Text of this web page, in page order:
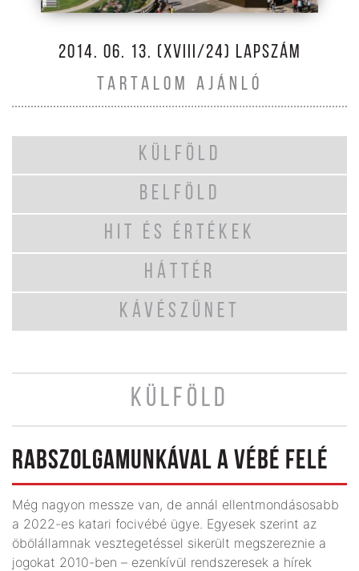
2014. 06. 13. (XVIII/24) LAPSZÁM
TARTALOM AJÁNLÓ
KÜLFÖLD
BELFÖLD
HIT ÉS ÉRTÉKEK
HÁTTÉR
KÁVÉSZÜNET
KÜLFÖLD
RABSZOLGAMUNKÁVAL A VÉBÉ FELÉ
Még nagyon messze van, de annál ellentmondásosabb
a 2022-es katari focivébé ügye. Egyesek szerint az
öbölállamnak vesztegetéssel sikerült megszereznie a
jogokat 2010-ben – ezenkívül rendszeresek a hírek